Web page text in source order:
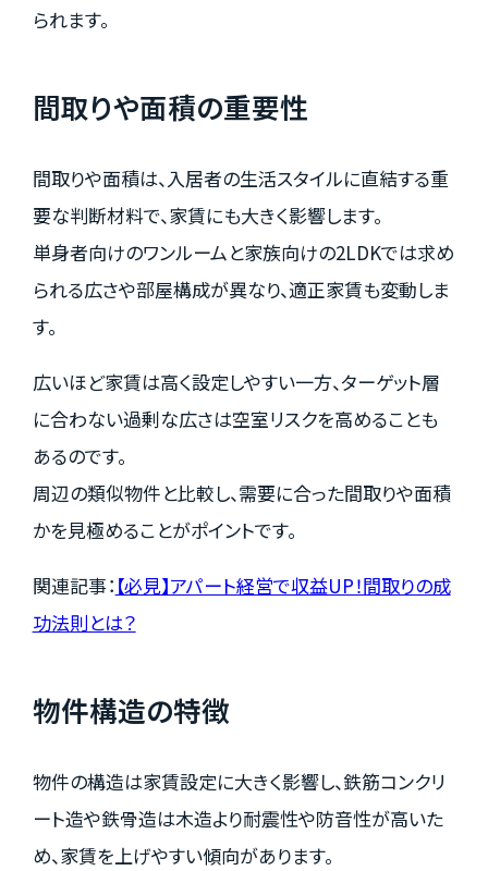
られます。
間取りや面積の重要性
間取りや面積は、入居者の生活スタイルに直結する重
要な判断材料で、家賃にも大きく影響します。
単身者向けのワンルームと家族向けの2LDKでは求め
られる広さや部屋構成が異なり、適正家賃も変動しま
す。
広いほど家賃は高く設定しやすい一方、ターゲット層
に合わない過剰な広さは空室リスクを高めることも
あるのです。
周辺の類似物件と比較し、需要に合った間取りや面積
かを見極めることがポイントです。
関連記事： 【必見】アパート経営で収益UP！間取りの成
功法則とは？
物件構造の特徴
物件の構造は家賃設定に大きく影響し、鉄筋コンクリ
ート造や鉄骨造は木造より耐震性や防音性が高いた
め、家賃を上げやすい傾向があります。